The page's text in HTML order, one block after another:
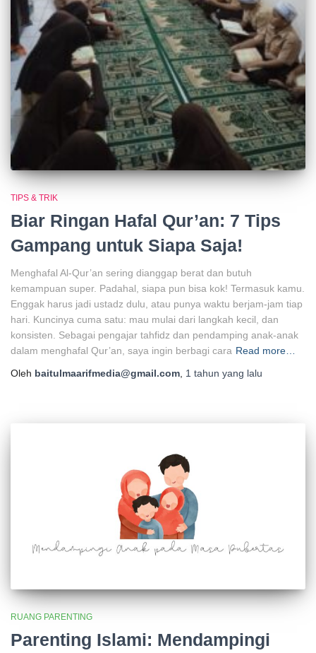
TIPS & TRIK
Biar Ringan Hafal Qur’an: 7 Tips
Gampang untuk Siapa Saja!
Menghafal Al-Qur’an sering dianggap berat dan butuh
kemampuan super. Padahal, siapa pun bisa kok! Termasuk kamu.
Enggak harus jadi ustadz dulu, atau punya waktu berjam-jam tiap
hari. Kuncinya cuma satu: mau mulai dari langkah kecil, dan
konsisten. Sebagai pengajar tahfidz dan pendamping anak-anak
dalam menghafal Qur’an, saya ingin berbagi cara Read more…
Oleh baitulmaarifmedia@gmail.com 1 tahun yang lalu
RUANG PARENTING
Parenting Islami: Mendampingi